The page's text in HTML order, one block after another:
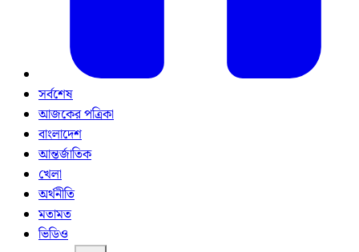
সর্বশেষ
আজকের পত্রিকা
বাংলাদেশ
আন্তর্জাতিক
খেলা
অর্থনীতি
মতামত
ভিডিও